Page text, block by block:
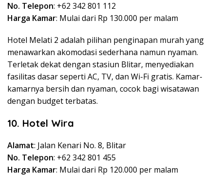
No. Telepon: +62 342 801 112
Harga Kamar: Mulai dari Rp 130.000 per malam
Hotel Melati 2 adalah pilihan penginapan murah yang
menawarkan akomodasi sederhana namun nyaman.
Terletak dekat dengan stasiun Blitar, menyediakan
fasilitas dasar seperti AC, TV, dan Wi-Fi gratis. Kamar-
kamarnya bersih dan nyaman, cocok bagi wisatawan
dengan budget terbatas.
10. Hotel Wira
Alamat: Jalan Kenari No. 8, Blitar
No. Telepon: +62 342 801 455
Harga Kamar: Mulai dari Rp 120.000 per malam